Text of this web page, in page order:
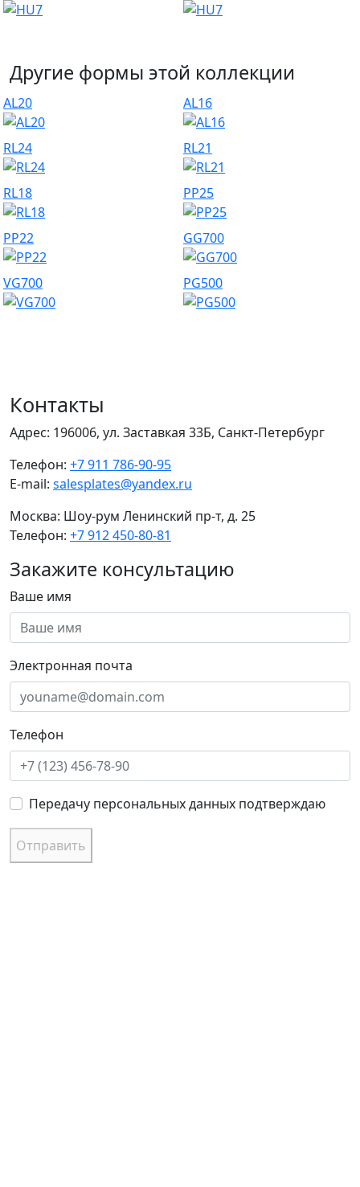
Другие формы этой коллекции
AL20 AL16
RL24 RL21
RL18 PP25
PP22 GG700
VG700 PG500
Контакты
Адрес: 196006, ул. Заставкая 33Б, Санкт-Петербург
Телефон: +7 911 786-90-95
E-mail: salesplates@yandex.ru
Москва: Шоу-рум Ленинский пр-т, д. 25
Телефон: +7 912 450-80-81
Закажите консультацию
Ваше имя
Электронная почта
Телефон
Передачу персональных данных подтверждаю
Отправить